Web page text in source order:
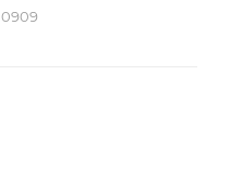
0909